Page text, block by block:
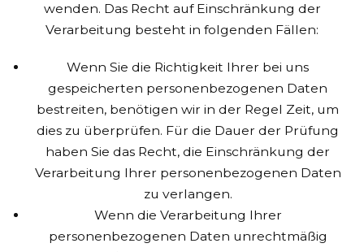
wenden. Das Recht auf Einschränkung der
Verarbeitung besteht in folgenden Fällen:
Wenn Sie die Richtigkeit Ihrer bei uns
gespeicherten personenbezogenen Daten
bestreiten, benötigen wir in der Regel Zeit, um
dies zu überprüfen. Für die Dauer der Prüfung
haben Sie das Recht, die Einschränkung der
Verarbeitung Ihrer personenbezogenen Daten
zu verlangen.
Wenn die Verarbeitung Ihrer
personenbezogenen Daten unrechtmäßig